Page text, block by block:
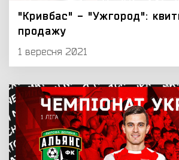
"Кривбас" - "Ужгород":
продажу
1 вересня 2021